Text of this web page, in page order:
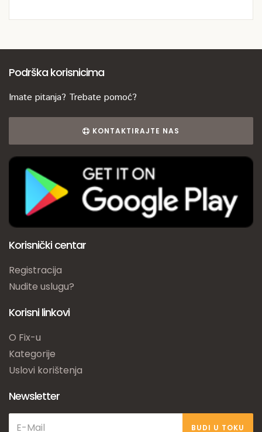
Podrška korisnicima
Imate pitanja? Trebate pomoć?
KONTAKTIRAJTE NAS
Korisnički centar
Registracija
Nudite uslugu?
Korisni linkovi
O Fix-u
Kategorije
Uslovi korištenja
Newsletter
BUDI U TOKU